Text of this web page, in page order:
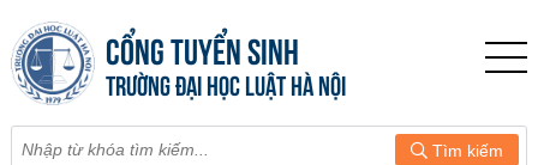
CỔNG TUYỂN SINH
TRƯỜNG ĐẠI HỌC LUẬT HÀ NỘI
Tìm kiếm